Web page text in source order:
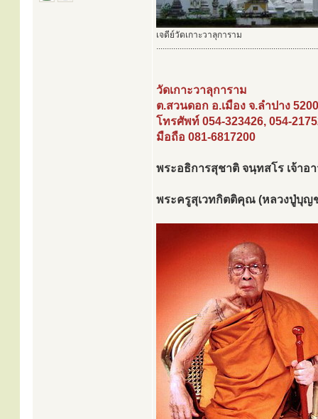
เจดีย์วัดเกาะวาลุการาม
............................................................................
วัดเกาะวาลุการาม
ต.สวนดอก อ.เมือง จ.ลำปาง
โทรศัพท์ 054-323426, 054-
มือถือ 081-6817200
พระอธิการสุชาติ จนฺทสโร เจ้าอ
พระครูสุเวทกิตติคุณ (หลวงปู่บุญ